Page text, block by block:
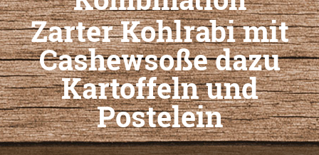
Zarter Kohlrabi mit
Cashewsoße dazu
Kartoffeln und
Postelein